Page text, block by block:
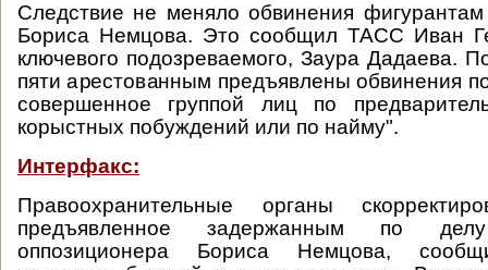
Следствие не меняло обвинения
Бориса Немцова. Это сообщил ТАСС Иван
ключевого подозреваемого, Заура Дадаева.
пяти арестованным предъявлены обвинения
совершенное группой лиц по
корыстных побуждений или по найму".
Интерфакс:
Правоохранительные органы
предъявленное задержанным по
оппозиционера Бориса Немцова,